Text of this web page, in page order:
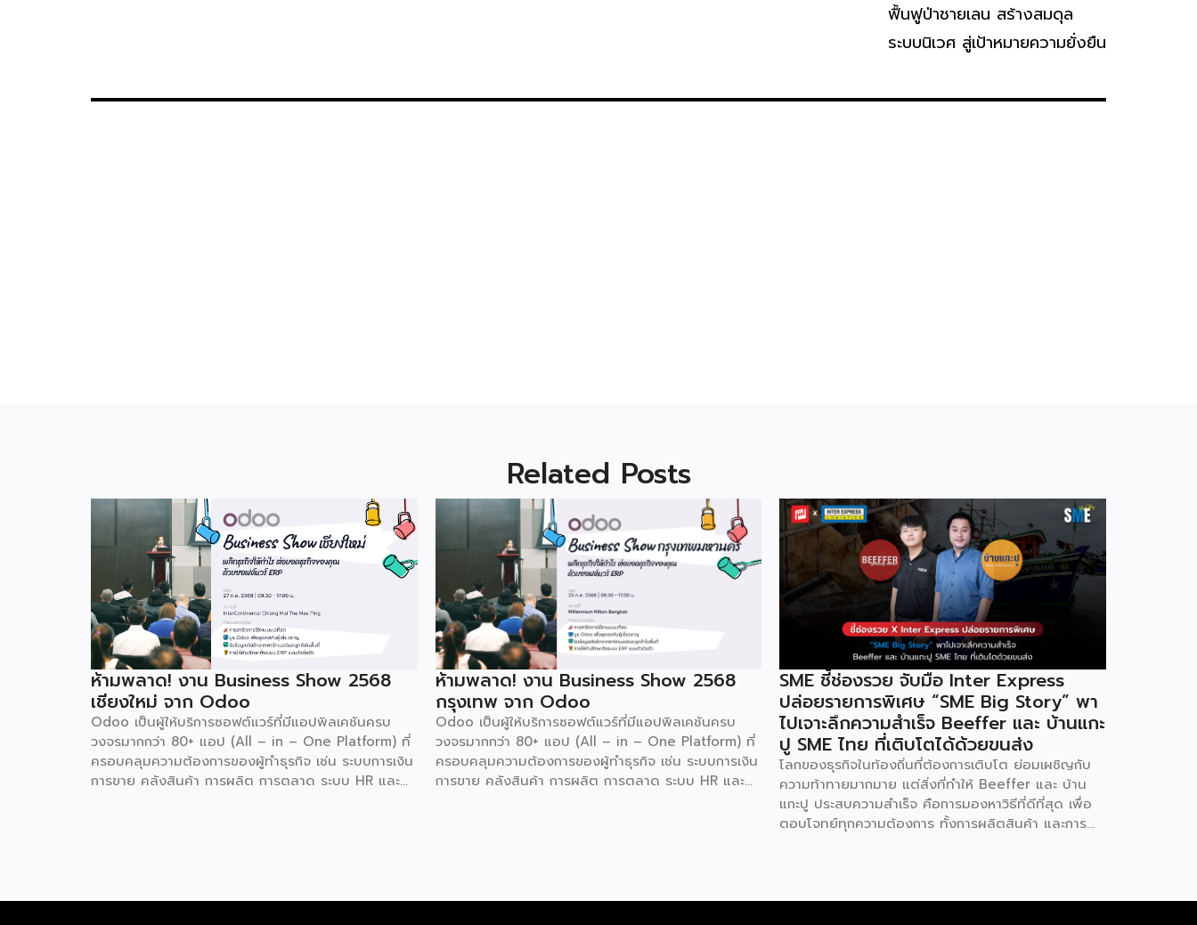
ฟื้นฟูป่าชายเลน สร้างสมดุล
ระบบนิเวศ สู่เป้าหมายความยั่งยืน
Related Posts
ห้ามพลาด! งาน Business Show 2568
เชียงใหม่ จาก Odoo
Odoo เป็นผู้ให้บริการซอฟต์แวร์ที่มีแอปพิลเคชันครบ
วงจรมากกว่า 80+ แอป (All – in – One Platform) ที่
ครอบคลุมความต้องการของผู้ทำธุรกิจ เช่น ระบบการเงิน
การขาย คลังสินค้า การผลิต การตลาด ระบบ HR และ
Odoo กลับมาจัดงาน Business Roadshow 2568
ห้ามพลาด! งาน Business Show 2568
กรุงเทพ จาก Odoo
Odoo เป็นผู้ให้บริการซอฟต์แวร์ที่มีแอปพิลเคชันครบ
วงจรมากกว่า 80+ แอป (All – in – One Platform) ที่
ครอบคลุมความต้องการของผู้ทำธุรกิจ เช่น ระบบการเงิน
การขาย คลังสินค้า การผลิต การตลาด ระบบ HR และ
Odoo กลับมาจัดงาน Business Roadshow 2568
SME ชี้ช่องรวย จับมือ Inter Express
ปล่อยรายการพิเศษ “SME Big Story” พา
ไปเจาะลึกความสำเร็จ Beeffer และ บ้านแกะ
ปู SME ไทย ที่เติบโตได้ด้วยขนส่ง
โลกของธุรกิจในท้องถิ่นที่ต้องการเติบโต ย่อมเผชิญกับ
ความท้าทายมากมาย แต่สิ่งที่ทำให้ Beeffer และ บ้าน
แกะปู ประสบความสำเร็จ คือการมองหาวิธีที่ดีที่สุด เพื่อ
ตอบโจทย์ทุกความต้องการ ทั้งการผลิตสินค้า และการ
พาร์ทเนอร์จัดการเรื่องขนส่งให้เป็นไปอย่างราบรื่น